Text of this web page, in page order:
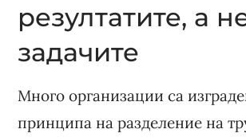
резултатите, а
задачите
Много организации са
принципа на разделение на